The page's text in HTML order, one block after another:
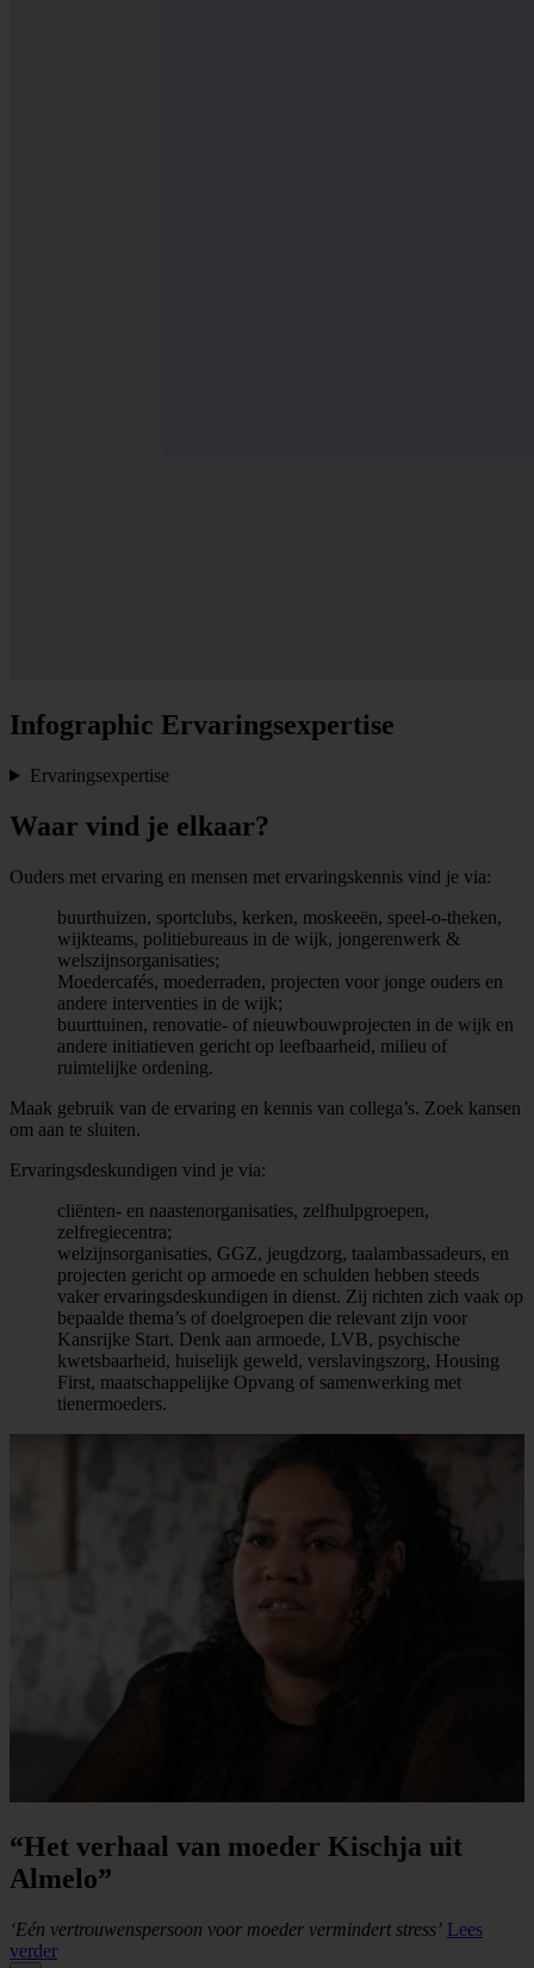
Infographic Ervaringsexpertise
Ervaringsexpertise
Waar vind je elkaar?
Ouders met ervaring en mensen met ervaringskennis vind je via:
buurthuizen, sportclubs, kerken, moskeeën, speel-o-theken,
wijkteams, politiebureaus in de wijk, jongerenwerk &
welszijnsorganisaties;
Moedercafés, moederraden, projecten voor jonge ouders en
andere interventies in de wijk;
buurttuinen, renovatie- of nieuwbouwprojecten in de wijk en
andere initiatieven gericht op leefbaarheid, milieu of
ruimtelijke ordening.
Maak gebruik van de ervaring en kennis van collega’s. Zoek kansen
om aan te sluiten.
Ervaringsdeskundigen vind je via:
cliënten- en naastenorganisaties, zelfhulpgroepen,
zelfregiecentra;
welzijnsorganisaties, GGZ, jeugdzorg, taalambassadeurs, en
projecten gericht op armoede en schulden hebben steeds
vaker ervaringsdeskundigen in dienst. Zij richten zich vaak op
bepaalde thema’s of doelgroepen die relevant zijn voor
Kansrijke Start. Denk aan armoede, LVB, psychische
kwetsbaarheid, huiselijk geweld, verslavingszorg, Housing
First, maatschappelijke Opvang of samenwerking met
tienermoeders.
“Het verhaal van moeder Kischja uit
Almelo”
‘Eén vertrouwenspersoon voor moeder vermindert stress’ Lees
verderover Het verhaal van moeder Kischja uit Almelo
“Het verhaal van moeder Nikita uit
Kennemerland”
‘Door de Jonge Moedergroep weet ik dat ik het kan’ Lees verder